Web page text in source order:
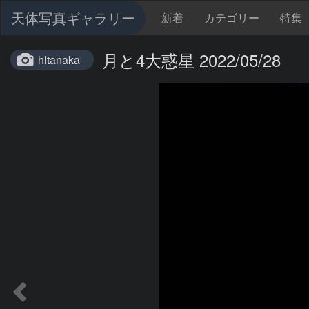
天体写真ギャラリー 新着 カテゴリー 特集
hltanaka 月と4大惑星 2022/05/28